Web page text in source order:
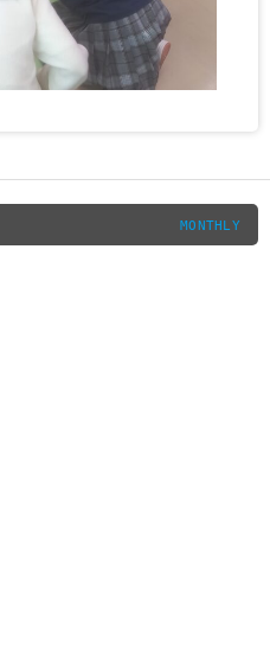
MONTHLY